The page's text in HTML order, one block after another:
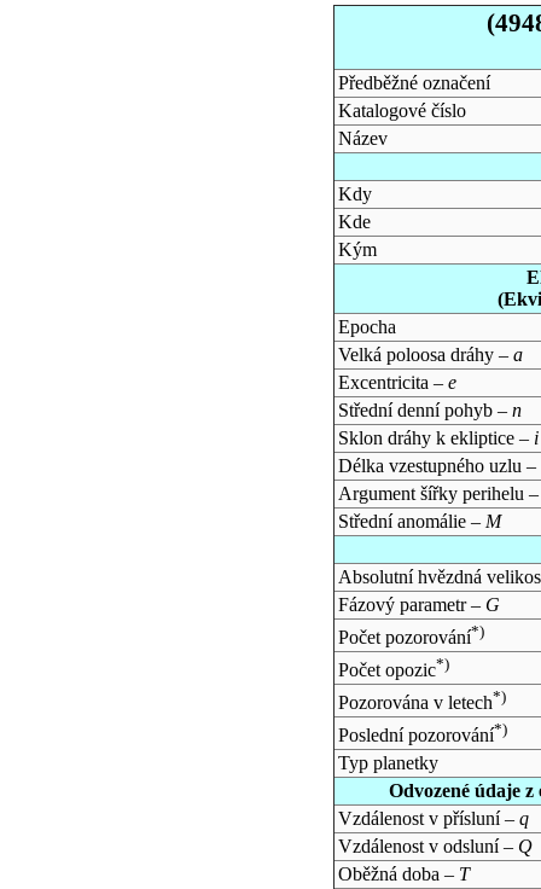
Předběžné označení
Katalogové číslo
Název
Kdy
Kde
Kým
Epocha
Velká poloosa dráhy – a
Excentricita – e
Střední denní pohyb – n
Sklon dráhy k ekliptice – i
Délka vzestupného uzlu –
Argument šířky perihelu
Střední anomálie – M
Absolutní hvězdná
Fázový parametr – G
Počet pozorování*)
Počet opozic*)
Pozorována v letech*)
Poslední pozorování*)
Typ planetky
Odvozené údaje
Vzdálenost v přísluní – q
Vzdálenost v odsluní – Q
Oběžná doba – T